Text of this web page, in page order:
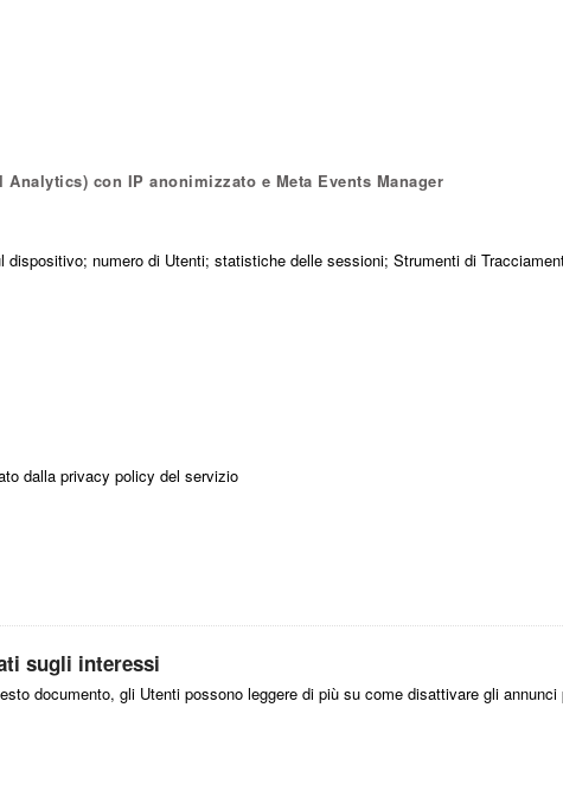
con IP anonimizzato e Meta Events Manager
numero di Utenti; statistiche delle sessioni; Strumenti di
dalla privacy policy del servizio
sugli interessi
documento, gli Utenti possono leggere di più su come disattivare gli